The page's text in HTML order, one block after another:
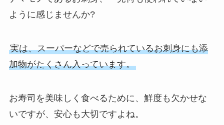
ように感じませんか?
実は、スーパーなどで売られているお刺身にも添
加物がたくさん入っています。
お寿司を美味しく食べるために、鮮度も欠かせな
いですが、安心も大切ですよね。